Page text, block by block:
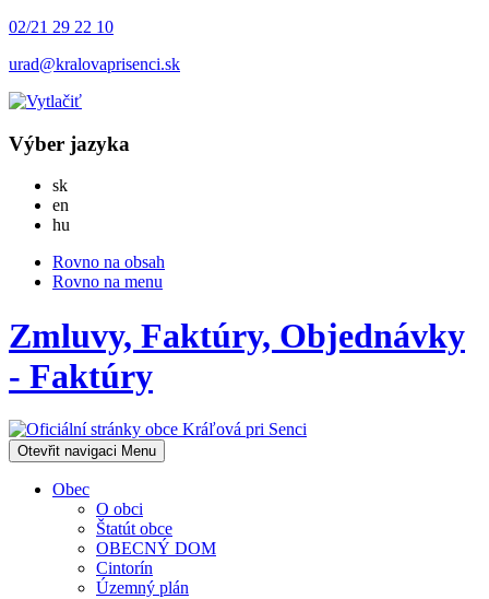
02/21 29 22 10
urad@kralovaprisenci.sk
Výber jazyka
skSlovensky
en
hu
Rovno na obsah
Rovno na menu
Zmluvy, Faktúry, Objednávky
- Faktúry
Otevřit navigaci Menu
Obec
O obci
Štatút obce
OBECNÝ DOM
Cintorín
Územný plán